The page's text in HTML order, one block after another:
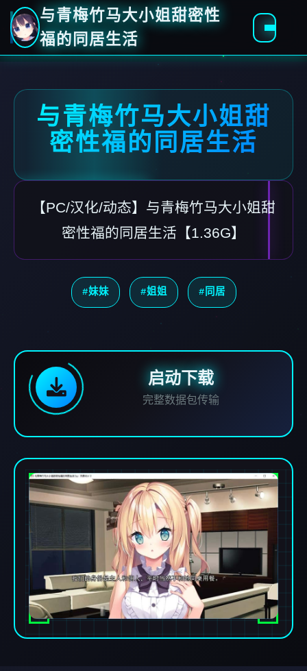
与青梅竹马大小姐甜密性
福的同居生活
与青梅竹马大小姐甜
密性福的同居生活
【PC/汉化/动态】与青梅竹马大小姐甜
密性福的同居生活【1.36G】
#妹妹 #姐姐 #同居
启动下载
完整数据包传输